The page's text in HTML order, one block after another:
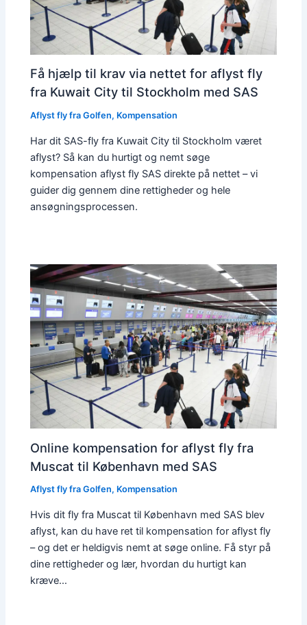
Få hjælp til krav via nettet for aflyst fly
fra Kuwait City til Stockholm med SAS
Aflyst fly fra Golfen, Kompensation
Har dit SAS-fly fra Kuwait City til Stockholm været
aflyst? Så kan du hurtigt og nemt søge
kompensation aflyst fly SAS direkte på nettet – vi
guider dig gennem dine rettigheder og hele
ansøgningsprocessen.
Online kompensation for aflyst fly fra
Muscat til København med SAS
Aflyst fly fra Golfen, Kompensation
Hvis dit fly fra Muscat til København med SAS blev
aflyst, kan du have ret til kompensation for aflyst fly
– og det er heldigvis nemt at søge online. Få styr på
dine rettigheder og lær, hvordan du hurtigt kan
kræve…